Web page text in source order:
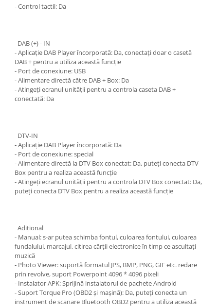
- Control tactil: Da
DAB (+) - IN
- Aplicație DAB Player încorporată: Da, conectați doar o casetă
DAB + pentru a utiliza această funcție
- Port de conexiune: USB
- Alimentare directă către DAB + Box: Da
- Atingeți ecranul unității pentru a controla caseta DAB +
conectată: Da
DTV-IN
- Aplicație DAB Player încorporată: Da
- Port de conexiune: special
- Alimentare directă la DTV Box conectat: Da, puteți conecta DTV
Box pentru a realiza această funcție
- Atingeți ecranul unității pentru a controla DTV Box conectat: Da,
puteți conecta DTV Box pentru a realiza această funcție
Adiţional
- Manual: s-ar putea schimba fontul, culoarea fontului, culoarea
fundalului, marcajul, citirea cărții electronice în timp ce ascultați
muzică
- Photo Viewer: suportă formatul JPS, BMP, PNG, GIF etc. redare
prin revolve, suport Powerpoint 4096 * 4096 pixeli
- Instalator APK: Sprijină instalatorul de pachete Android
- Suport Torque Pro (OBD2 și mașină): Da, puteți conecta un
instrument de scanare Bluetooth OBD2 pentru a utiliza această